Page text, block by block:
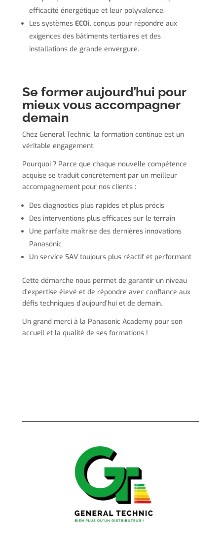
efficacité énergétique et leur polyvalence.
Les systèmes ECOi, conçus pour répondre aux
exigences des bâtiments tertiaires et des
installations de grande envergure.
Se former aujourd’hui pour
mieux vous accompagner
demain
Chez General Technic, la formation continue est un
véritable engagement.
Pourquoi ? Parce que chaque nouvelle compétence
acquise se traduit concrètement par un meilleur
accompagnement pour nos clients :
Des diagnostics plus rapides et plus précis
Des interventions plus efficaces sur le terrain
Une parfaite maîtrise des dernières innovations
Panasonic
Un service SAV toujours plus réactif et performant
Cette démarche nous permet de garantir un niveau
d’expertise élevé et de répondre avec confiance aux
défis techniques d’aujourd’hui et de demain.
Un grand merci à la Panasonic Academy pour son
accueil et la qualité de ses formations !